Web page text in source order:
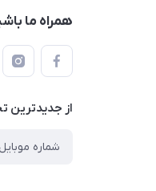
همراه ما
از جدید‌ترین